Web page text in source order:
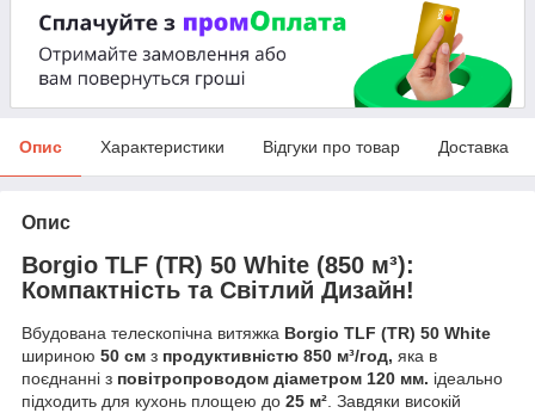
Опис Характеристики Відгуки про товар Доставка
Опис
Borgio TLF (TR) 50 White (850 м³):
Компактність та Світлий Дизайн!
Вбудована телескопічна витяжка Borgio TLF (TR) 50 White
шириною 50 см з продуктивністю 850 м³/год, яка в
поєднанні з повітропроводом діаметром 120 мм. ідеально
підходить для кухонь площею до 25 м² . Завдяки високій